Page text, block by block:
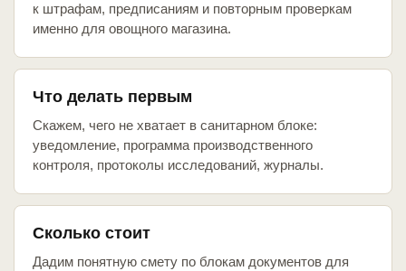
к штрафам, предписаниям и повторным проверкам
именно для овощного магазина.
Что делать первым
Скажем, чего не хватает в санитарном блоке:
уведомление, программа производственного
контроля, протоколы исследований, журналы.
Сколько стоит
Дадим понятную смету по блокам документов для